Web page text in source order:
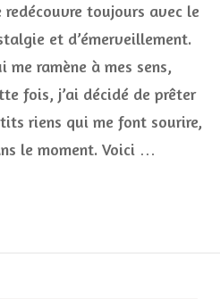
d’automne
:
sensorielles
à
tester
avant
l’hiver
toujours avec le
et d’émerveillement.
me ramène à mes sens,
fois, j’ai décidé de prêter
riens qui me font sourire,
le moment. Voici …